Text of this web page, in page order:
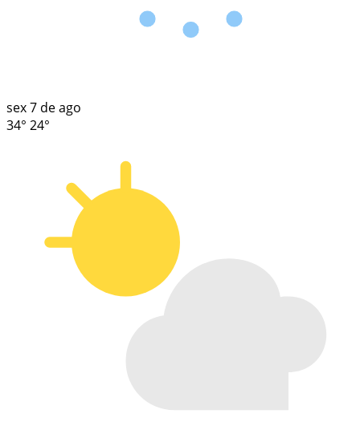
sex7 de ago
34° 24°